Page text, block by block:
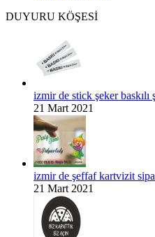
DUYURU KÖŞESİ
izmir de stick şeker baskılı
21 Mart 2021
izmir de şeffaf kartvizit
21 Mart 2021